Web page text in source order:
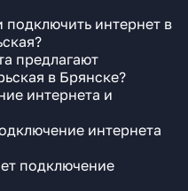
интернет в
предлагают
в Брянске?
интернета и
интернета
подключение